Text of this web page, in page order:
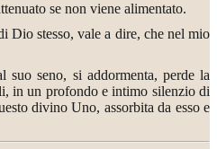
se non viene alimentato.
Dio stesso, vale a dire, che nel mio
seno, si addormenta, perde la
in un profondo e intimo silenzio di
divino Uno, assorbita da esso e